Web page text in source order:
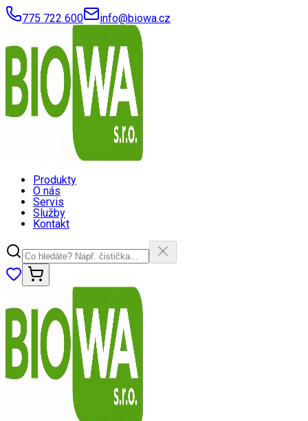
775 722 600 info@biowa.cz
Produkty
O nás
Servis
Služby
Kontakt